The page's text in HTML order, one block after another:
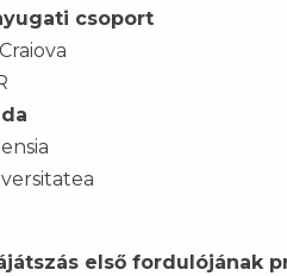
csoport
első fordulójának